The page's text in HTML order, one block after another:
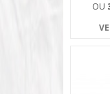
OU